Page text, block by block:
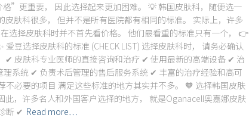
”更重要， 因此选择起来更加困难。 💡 韩国皮肤科，随便选一
皮肤科很多， 但并不是所有医院都有相同的标准。 实际上，许多
选择皮肤科时并不首先看价格。 他们最看重的标准只有一个， 👉
爱豆选择皮肤科的标准 (CHECK LIST) 选择皮肤科时， 请务必确认
✔ 皮肤科专业医师的直接咨询和治疗 ✔ 使用最新的高端设备 ✔ 治
理系统 ✔ 负责术后管理的售后服务系统 ✔ 丰富的治疗经验和高可
不必要的项目 满足这些标准的地方其实并不多。 🧡 选择韩国皮肤
此，许多名人和外国客户选择的地方， 就是Oganacell奥嘉娜皮肤
断 ✔ Read more…